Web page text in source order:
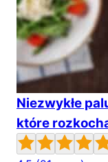
Niezwykłe
które